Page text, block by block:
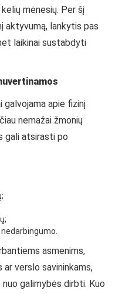
mėnesių. Per šį
aktyvumą, lankytis pas
laikinai sustabdyti
galvojama apie fizinį
nemažai žmonių
gali atsirasti po
asmenims,
verslo savininkams,
galimybės dirbti. Kuo